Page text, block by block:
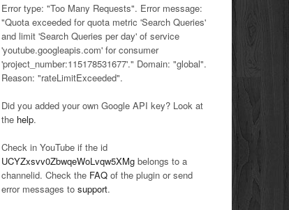
Error type: "Too Many Requests". Error message:
"Quota exceeded for quota metric 'Search Queries'
and limit 'Search Queries per day' of service
'youtube.googleapis.com' for consumer
'project_number:115178531677'." Domain: "global".
Reason: "rateLimitExceeded".
Did you added your own Google API key? Look at
the help.
Check in YouTube if the id
UCYZxsvv0ZbwqeWoLvqw5XMg belongs to a
channelid. Check the FAQ of the plugin or send
error messages to support.